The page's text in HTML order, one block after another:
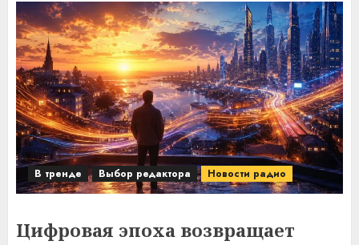
В тренде Выбор редактора Новости радио
Цифровая эпоха возвращает